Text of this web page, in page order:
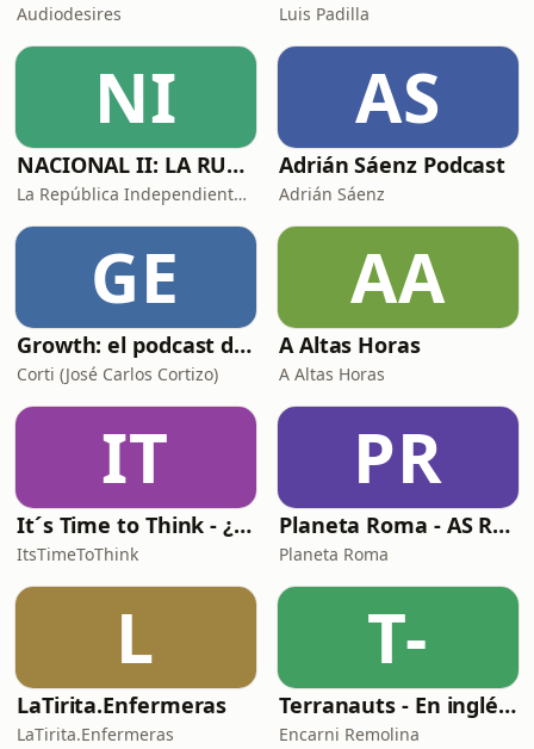
Audiodesires Luis Padilla
NI
NACIONAL II: LA RUTA DEL EXILIO
La República Independiente de la Radio
AS
Adrián Sáenz Podcast
Adrián Sáenz
GE
Growth: el podcast de Product Hackers 🚀
Corti (José Carlos Cortizo)
AA
A Altas Horas
A Altas Horas
IT
It´s Time to Think - ¿Nos paramos a pensar?
ItsTimeToThink
PR
Planeta Roma - AS Roma Podcast en Español
Planeta Roma
L
LaTirita.Enfermeras
LaTirita.Enfermeras
T-
Terranauts - En inglés y en español. Science and nature in 5 minutes
Encarni Remolina